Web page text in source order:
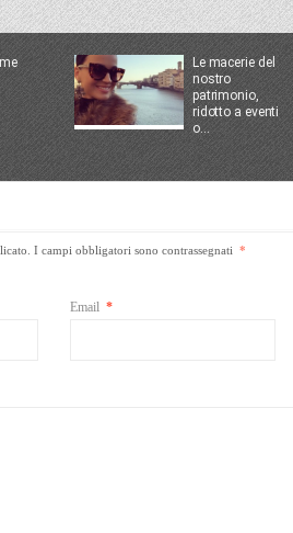
Le macerie del
nostro
patrimonio,
ridotto a eventi
o...
I campi obbligatori sono contrassegnati *
Email *